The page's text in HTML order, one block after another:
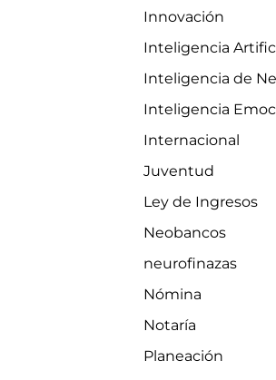
Innovación
Inteligencia
Inteligencia de
Inteligencia
Internacional
Juventud
Ley de Ingresos
Neobancos
neurofinazas
Nómina
Notaría
Planeación